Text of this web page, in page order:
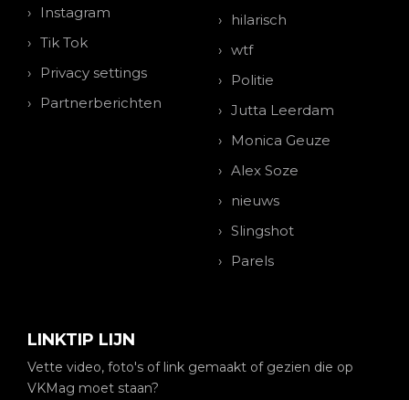
Instagram
Tik Tok
Privacy settings
Partnerberichten
hilarisch
wtf
Politie
Jutta Leerdam
Monica Geuze
Alex Soze
nieuws
Slingshot
Parels
LINKTIP LIJN
Vette video, foto's of link gemaakt of gezien die op
VKMag moet staan?